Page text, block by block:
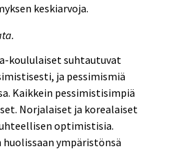
keskiarvoja.
koululaiset suhtautuvat
ja pessimismiä
Kaikkein pessimistisimpiä
Norjalaiset ja korealaiset
optimistisia.
ympäristönsä